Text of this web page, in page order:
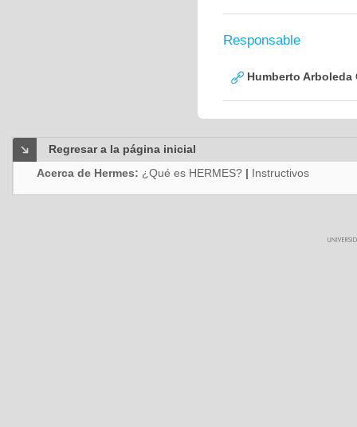
Responsable
Humberto Arboleda
Regresar a la página inicial
Acerca de Hermes: ¿Qué es HERMES? | Instructivos